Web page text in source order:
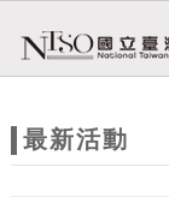
站最新活動